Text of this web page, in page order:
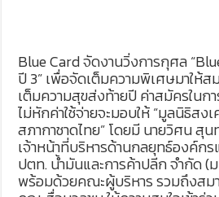
Blue Card จัดงานวิ่งการกุศล
ปี 3” เพื่อจัดเต็มความพิเศษมาให้
เต็มความสุขส่งท้ายปี ค่าสมัครใน
ไม่หักค่าใช้จ่ายจะมอบให้ “มูลนิธิสง
สภากาชาดไทย” โดยมี นายวิศน สุน
เจ้าหน้าที่บริหารด้านกลยุทธ์องค์ก
ปตท. น้ำมันและการค้าปลีก จำกัด (
พร้อมด้วยคณะผู้บริหาร รวมถึงสม